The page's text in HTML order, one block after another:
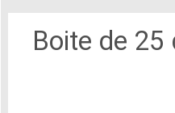
Boite de